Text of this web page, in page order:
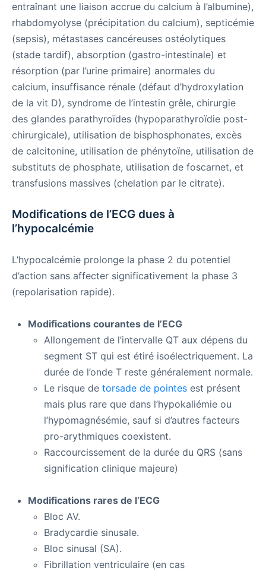
entraînant une liaison accrue du calcium à l’albumine),
rhabdomyolyse (précipitation du calcium), septicémie
(sepsis), métastases cancéreuses ostéolytiques
(stade tardif), absorption (gastro-intestinale) et
résorption (par l’urine primaire) anormales du
calcium, insuffisance rénale (défaut d’hydroxylation
de la vit D), syndrome de l’intestin grêle, chirurgie
des glandes parathyroïdes (hypoparathyroïdie post-
chirurgicale), utilisation de bisphosphonates, excès
de calcitonine, utilisation de phénytoïne, utilisation de
substituts de phosphate, utilisation de foscarnet, et
transfusions massives (chelation par le citrate).
Modifications de l’ECG dues à
l’hypocalcémie
L’hypocalcémie prolonge la phase 2 du potentiel
d’action sans affecter significativement la phase 3
(repolarisation rapide).
Modifications courantes de l’ECG
Allongement de l’intervalle QT aux dépens du
segment ST qui est étiré isoélectriquement. La
durée de l’onde T reste généralement normale.
Le risque de torsade de pointes est présent
mais plus rare que dans l’hypokaliémie ou
l’hypomagnésémie, sauf si d’autres facteurs
pro-arythmiques coexistent.
Raccourcissement de la durée du QRS (sans
signification clinique majeure)
Modifications rares de l’ECG
Bloc AV.
Bradycardie sinusale.
Bloc sinusal (SA).
Fibrillation ventriculaire (en cas